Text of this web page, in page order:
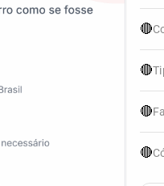
🔴
🔴
🔴
🔴